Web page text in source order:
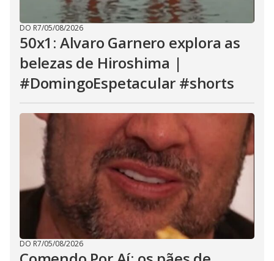
DO R7/05/08/2026
50x1: Alvaro Garnero explora as
belezas de Hiroshima |
#DomingoEspetacular #shorts
DO R7/05/08/2026